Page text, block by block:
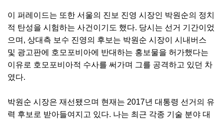
이 퍼레이드는 또한 서울의 진보 진영 시장인 박원순의 정치
적 탄성을 시험하는 사건이기도 했다. 당시는 선거 기간이었
으며, 상대측 보수 진영의 후보는 박원순 시장이 시내버스
및 광고판에 호모포비아에 반대하는 홍보물을 허가했다는
이유로 호모포비아적 수사를 써가며 그를 공격하고 있던 차
였다.
박원순 시장은 재선됐으며 현재는 2017년 대통령 선거의 유
력 후보로 받아들여지고 있다. 나는 최근 각종 기술 분야 대